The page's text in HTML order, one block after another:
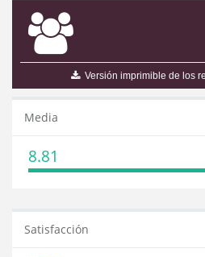
Versión imprimible de los
Media
8.81
Satisfacción